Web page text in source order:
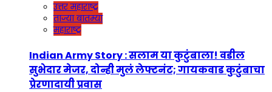
उत्तर महाराष्ट्र
ताज्या बातम्या
महाराष्ट्र
Indian Army Story : सलाम या कुटुंबाला! वडील
सुभेदार मेजर, दोन्ही मुलं लेफ्टनंट; गायकवाड कुटुंबाचा
प्रेरणादायी प्रवास